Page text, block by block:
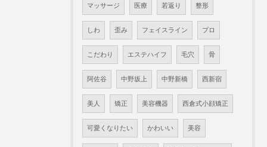
マッサージ 医療 若返り 整形
しわ 歪み フェイスライン プロ
こだわり エステハイフ 毛穴 骨
阿佐谷 中野坂上 中野新橋 西新宿
美人 矯正 美容機器 西倉式小顔矯正
可愛くなりたい かわいい 美容